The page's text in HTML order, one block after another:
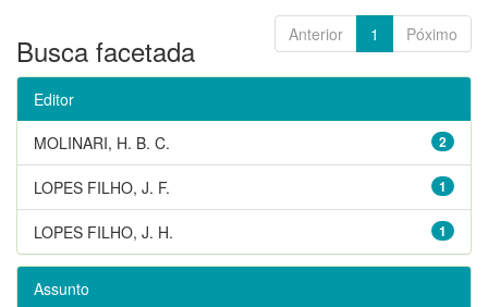
Anterior 1 Póximo
Busca facetada
Editor
2
MOLINARI, H. B. C.
1
LOPES FILHO, J. F.
1
LOPES FILHO, J. H.
Assunto